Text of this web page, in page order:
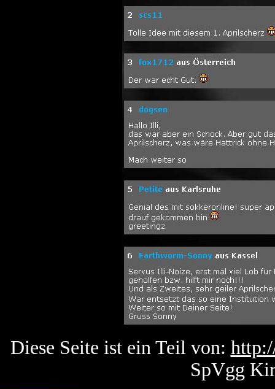
Diese Seite ist ein Teil von:
SpVgg